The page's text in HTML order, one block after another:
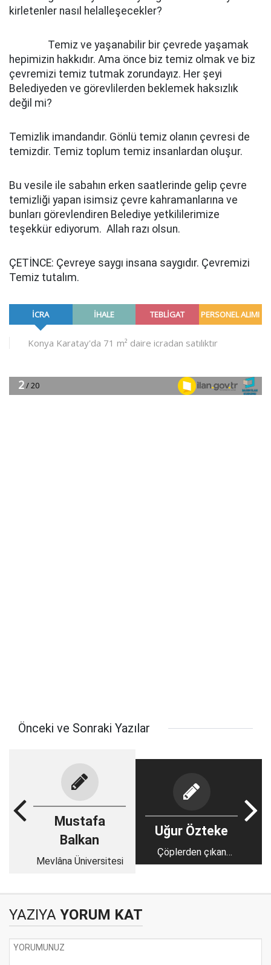
kirletenler nasıl helalleşecekler?
Temiz ve yaşanabilir bir çevrede yaşamak
hepimizin hakkıdır. Ama önce biz temiz olmak ve biz
çevremizi temiz tutmak zorundayız. Her şeyi
Belediyeden ve görevlilerden beklemek haksızlık
değil mi?
Temizlik imandandır. Gönlü temiz olanın çevresi de
temizdir. Temiz toplum temiz insanlardan oluşur.
Bu vesile ile sabahın erken saatlerinde gelip çevre
temizliği yapan isimsiz çevre kahramanlarına ve
bunları görevlendiren Belediye yetkililerimize
teşekkür ediyorum. Allah razı olsun.
ÇETİNCE: Çevreye saygı insana saygıdır. Çevremizi
Temiz tutalım.
Önceki ve Sonraki Yazılar
Mustafa
Balkan
Mevlâna Üniversitesi
Uğur Özteke
Çöplerden çıkan
Kur'an-ı Kerimler ve
YAZIYA YORUM KAT